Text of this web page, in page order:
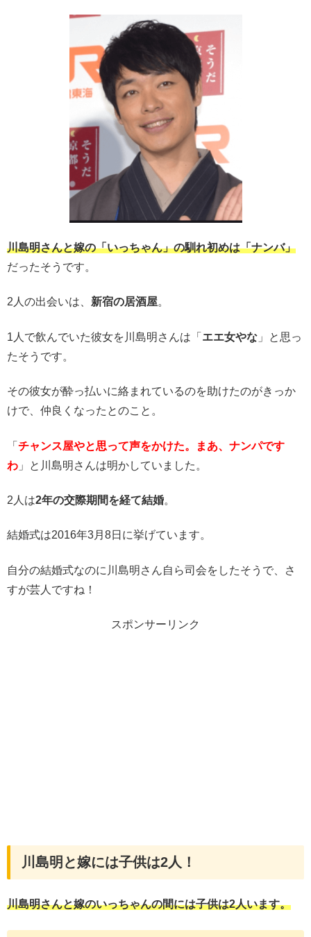
川島明さんと嫁の「いっちゃん」の馴れ初めは「ナンバ」
だったそうです。
2人の出会いは、 新宿の居酒屋。
1人で飲んでいた彼女を川島明さんは「 エエ女やな 」と思っ
たそうです。
その彼女が酔っ払いに絡まれているのを助けたのがきっか
けで、仲良くなったとのこと。
「 チャンス屋やと思って声をかけた。まあ、ナンパです
わ 」と川島明さんは明かしていました。
2人は2年の交際期間を経て結婚。
結婚式は2016年3月8日に挙げています。
自分の結婚式なのに川島明さん自ら司会をしたそうで、さ
すが芸人ですね！
スポンサーリンク
川島明と嫁には子供は2人！
川島明さんと嫁のいっちゃんの間には子供は2人います。